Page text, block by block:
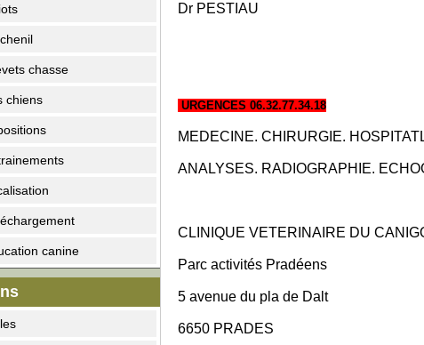
chasse
chiens
canine
Dr PESTIAU
URGENCES 06.32.77.34.18
MEDECINE. CHIRURGIE.
ANALYSES. RADIOGRAPHIE.
CLINIQUE VETERINAIRE DU
Parc activités Pradéens
5 avenue du pla de Dalt
6650 PRADES